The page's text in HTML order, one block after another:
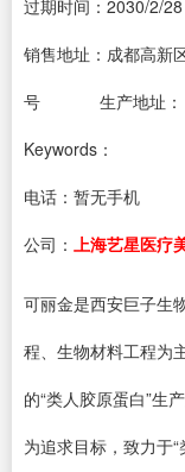
过期时间： 2030/2/28
销售地址：成都高新
号
生产地址：
Keywords：
电话： 暂无手机
公司： 上海艺星医疗
可丽金是西安巨子生
程、生物材料工程为
的“类人胶原蛋白”生
为追求目标，致力于